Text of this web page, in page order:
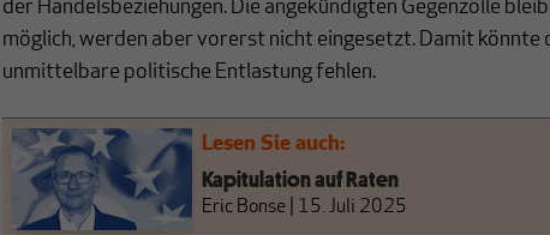
der Handelsbeziehungen. Die angekündigten Gegenzölle
möglich, werden aber vorerst nicht eingesetzt. Damit könnte
unmittelbare politische Entlastung fehlen.
Lesen Sie auch:
Kapitulation auf Raten
Eric Bonse 15. Juli 2025